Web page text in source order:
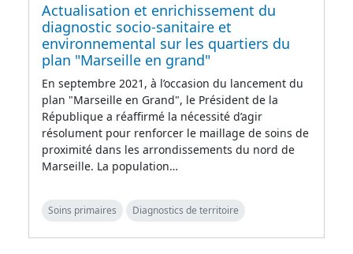
Actualisation et enrichissement du
diagnostic socio-sanitaire et
environnemental sur les quartiers du
plan "Marseille en grand"
En septembre 2021, à l’occasion du lancement du
plan "Marseille en Grand", le Président de la
République a réaffirmé la nécessité d’agir
résolument pour renforcer le maillage de soins de
proximité dans les arrondissements du nord de
Marseille. La population…
Soins primaires Diagnostics de territoire